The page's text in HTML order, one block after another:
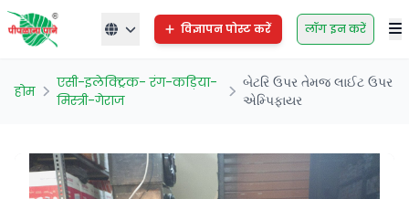
विज्ञापन पोस्ट करें लॉग इन करें
होम
एसी-इलेक्ट्रिक- रंग-कड़िया-
मिस्त्री-गेराज
બેટરિ ઉપર તેમજ લાઈટ ઉપર
એમ્પિફાયર